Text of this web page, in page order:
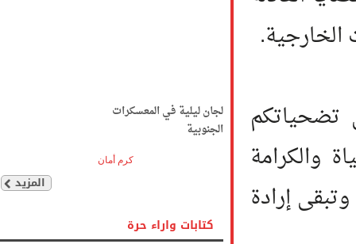
لجان ليلية في المعسكرات
الجنوبية
كرم أمان
المزيد
كتابات واراء حرة
إرادة